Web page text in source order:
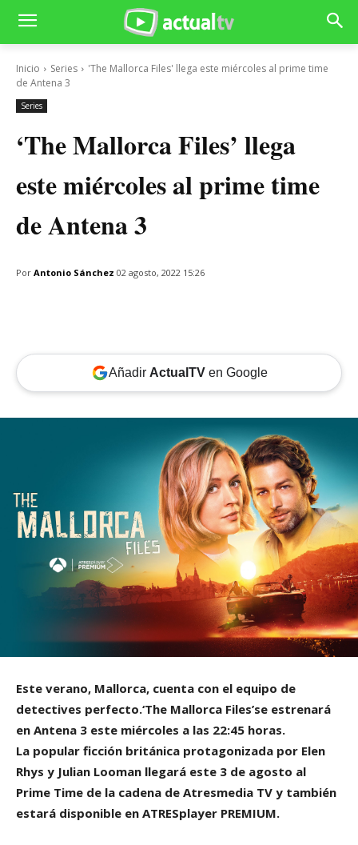
Inicio Series
'The Mallorca Files' llega este miércoles al prime time
de Antena 3
Series
‘The Mallorca Files’ llega
este miércoles al prime time
de Antena 3
Por Antonio Sánchez 02 agosto, 2022 15:26
Añadir ActualTVen Google
Este verano, Mallorca, cuenta con el equipo de
detectives perfecto.‘The Mallorca Files’se estrenará
en Antena 3 este miércoles a las 22:45 horas.
La popular ficción británica protagonizada por Elen
Rhys y Julian Looman llegará este 3 de agosto al
Prime Time de la cadena de Atresmedia TV y también
estará disponible en ATRESplayer PREMIUM.